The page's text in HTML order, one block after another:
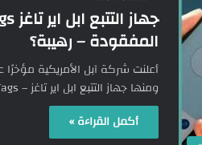
المفقودة – رهيبة؟
أعلنت شركة آبل الأمريكية
ومنها جهاز التتبع ابل اير تاغز – AirTags للعثور على…
أكمل القراءة »